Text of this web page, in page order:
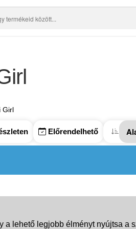
Girl
Előrendelhető
lehető legjobb élményt nyújtsa